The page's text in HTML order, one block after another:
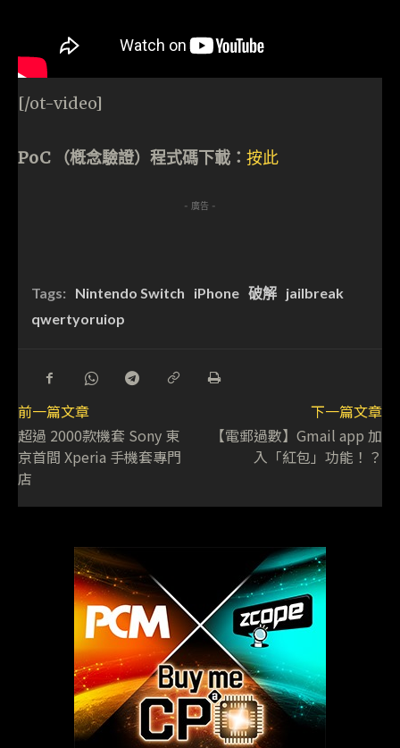
[/ot-video]
PoC （槪念驗證）程式碼下載： 按此
- 廣告 -
Tags: Nintendo Switch iPhone 破解 jailbreak
前一篇文章
超過 2000款機套 Sony 東
京首間 Xperia 手機套專門
店
下一篇文章
【電郵過數】Gmail app 加
入「紅包」功能！？